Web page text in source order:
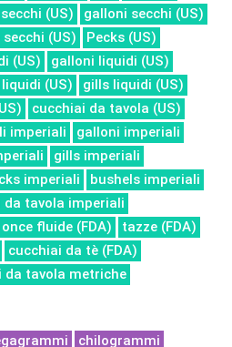
(US)
galloni secchi (US)
(US)
Pecks (US)
(US)
galloni liquidi (US)
(US)
gills liquidi (US)
cucchiai da tavola (US)
imperiali
galloni imperiali
gills imperiali
imperiali
bushels imperiali
da tavola imperiali
once fluide (FDA)
tazze (FDA)
cucchiai da tè (FDA)
da tavola metriche
chilogrammi